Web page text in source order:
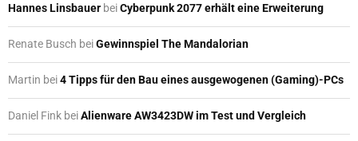
Hannes Linsbauer beiCyberpunk 2077 erhält eine Erweiterung
Renate Busch beiGewinnspiel The Mandalorian
Martin bei4 Tipps für den Bau eines ausgewogenen (Gaming)-PCs
Daniel Fink beiAlienware AW3423DW im Test und Vergleich